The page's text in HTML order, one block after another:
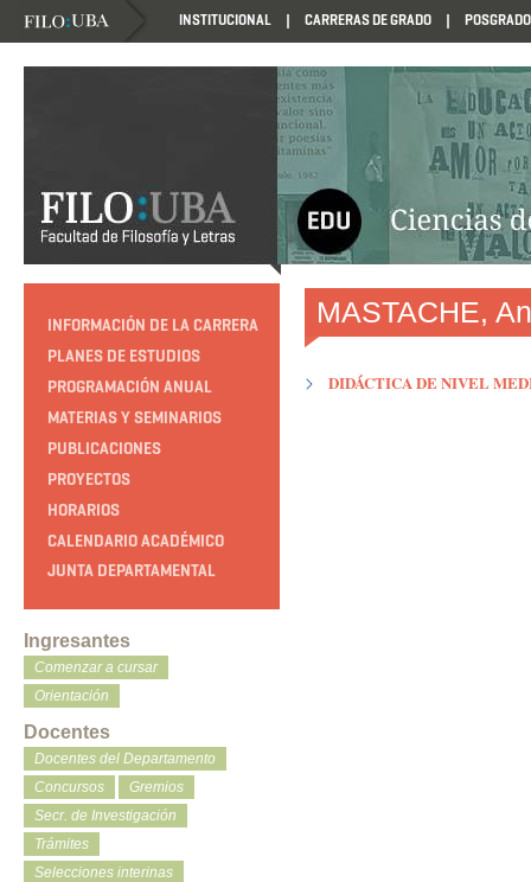
INSTITUCIONAL CARRERAS DE GRADO POSGRADO
HTTP://EDUCACION.FILO.UBA.AR/PROGRAMACION1985
INFORMACIÓN DE LA CARRERA
PLANES DE ESTUDIOS
PROGRAMACIÓN ANUAL
MATERIAS Y SEMINARIOS
PUBLICACIONES
PROYECTOS
HORARIOS
CALENDARIO ACADÉMICO
JUNTA DEPARTAMENTAL
Ingresantes
Comenzar a cursar
Orientación
Docentes
Docentes del Departamento
Concursos
Gremios
Secr. de Investigación
Trámites
Selecciones interinas
MASTACHE,
DIDÁCTICA DE NIVEL